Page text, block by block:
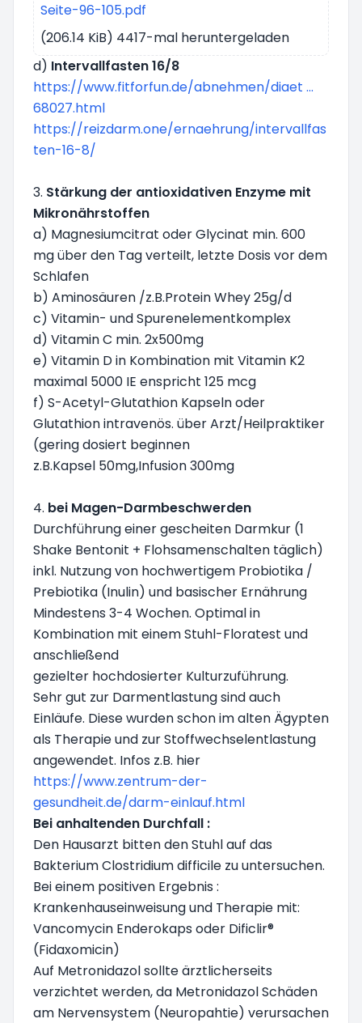
Seite-96-105.pdf
(206.14 KiB) 4417-mal heruntergeladen
d) Intervallfasten 16/8
https://www.fitforfun.de/abnehmen/diaet ...
68027.html
https://reizdarm.one/ernaehrung/intervallfas
ten-16-8/
3. Stärkung der antioxidativen Enzyme mit
Mikronährstoffen
a) Magnesiumcitrat oder Glycinat min. 600
mg über den Tag verteilt, letzte Dosis vor dem
Schlafen
b) Aminosäuren /z.B.Protein Whey 25g/d
c) Vitamin- und Spurenelementkomplex
d) Vitamin C min. 2x500mg
e) Vitamin D in Kombination mit Vitamin K2
maximal 5000 IE enspricht 125 mcg
f) S-Acetyl-Glutathion Kapseln oder
Glutathion intravenös. über Arzt/Heilpraktiker
(gering dosiert beginnen
z.B.Kapsel 50mg,Infusion 300mg
4. bei Magen-Darmbeschwerden
Durchführung einer gescheiten Darmkur (1
Shake Bentonit + Flohsamenschalten täglich)
inkl. Nutzung von hochwertigem Probiotika /
Prebiotika (Inulin) und basischer Ernährung
Mindestens 3-4 Wochen. Optimal in
Kombination mit einem Stuhl-Floratest und
anschließend
gezielter hochdosierter Kulturzuführung.
Sehr gut zur Darmentlastung sind auch
Einläufe. Diese wurden schon im alten Ägypten
als Therapie und zur Stoffwechselentlastung
angewendet. Infos z.B. hier
https://www.zentrum-der-
gesundheit.de/darm-einlauf.html
Bei anhaltenden Durchfall :
Den Hausarzt bitten den Stuhl auf das
Bakterium Clostridium difficile zu untersuchen.
Bei einem positiven Ergebnis :
Krankenhauseinweisung und Therapie mit:
Vancomycin Enderokaps oder Dificlir®
(Fidaxomicin)
Auf Metronidazol sollte ärztlicherseits
verzichtet werden, da Metronidazol Schäden
am Nervensystem (Neuropahtie) verursachen